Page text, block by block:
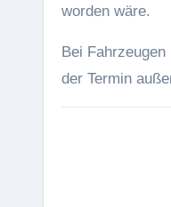
worden wäre.
Bei
der Termin